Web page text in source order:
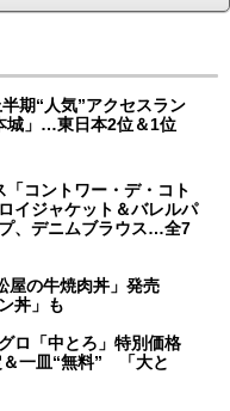
半期“人気”アクセスラン
」…東日本2位＆1位
「コントワー・デ・コト
イジャケット＆バレルパ
、デニムブラウス…全7
屋の牛焼肉丼」発売
丼」も
ロ「中とろ」特別価格
一皿“無料” 「大と